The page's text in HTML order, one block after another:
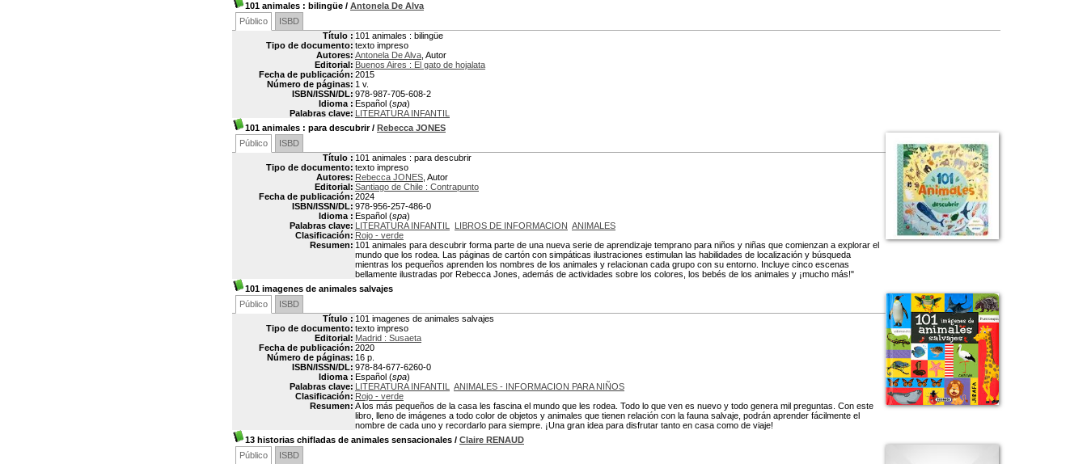
101 animales : bilingüe / Antonela De Alva
Público
ISBD
Título : 101 animales : bilingüe
Tipo de documento: texto impreso
Autores: Antonela De Alva , Autor
Editorial: Buenos Aires : El gato de hojalata
Fecha de publicación: 2015
Número de páginas: 1 v.
ISBN/ISSN/DL: 978-987-705-608-2
Idioma : Español (spa)
Palabras clave: LITERATURA INFANTIL
101 animales : para descubrir/ Rebecca JONES
Público
ISBD
Título : 101 animales : para descubrir
Tipo de documento: texto impreso
Autores: Rebecca JONES , Autor
Editorial: Santiago de Chile : Contrapunto
Fecha de publicación: 2024
ISBN/ISSN/DL: 978-956-257-486-0
Idioma : Español (spa)
Palabras clave: LITERATURA INFANTIL LIBROS DE INFORMACION ANIMALES
Clasificación: Rojo - verde
Resumen: 101 animales para descubrir forma parte de una nueva serie de aprendizaje temprano para niños y niñas que comienzan a explorar el
mundo que los rodea. Las páginas de cartón con simpáticas ilustraciones estimulan las habilidades de localización y búsqueda
mientras los pequeños aprenden los nombres de los animales y relacionan cada grupo con su entorno. Incluye cinco escenas
bellamente ilustradas por Rebecca Jones, además de actividades sobre los colores, los bebés de los animales y ¡mucho más!"
101 imagenes de animales salvajes
Público
ISBD
Título : 101 imagenes de animales salvajes
Tipo de documento: texto impreso
Editorial: Madrid : Susaeta
Fecha de publicación: 2020
Número de páginas: 16 p.
ISBN/ISSN/DL: 978-84-677-6260-0
Idioma : Español (spa)
Palabras clave: LITERATURA INFANTIL
ANIMALES - INFORMACION PARA NIÑOS
Clasificación: Rojo - verde
Resumen: A los más pequeños de la casa les fascina el mundo que les rodea. Todo lo que ven es nuevo y todo genera mil preguntas. Con este
libro, lleno de imágenes a todo color de objetos y animales que tienen relación con la fauna salvaje, podrán aprender fácilmente el
nombre de cada uno y recordarlo para siempre. ¡Una gran idea para disfrutar tanto en casa como de viaje!
13 historias chifladas de animales sensacionales / Claire RENAUD
Público
ISBD